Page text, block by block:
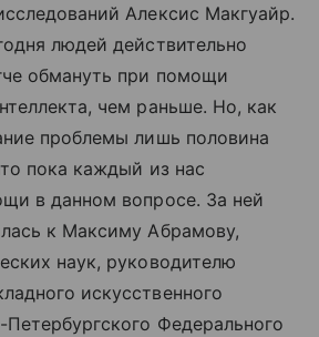
Алексис Макгуайр.
людей действительно
обмануть при помощи
чем раньше. Но, как
проблемы лишь половина
пока каждый из нас
в данном вопросе. За ней
к Максиму Абрамову,
наук, руководителю
искусственного
Петербургского Федерального